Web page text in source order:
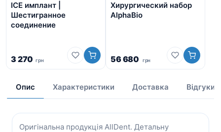
ICE имплант |
Шестигранное
соединение
3 270 грн
Хирургический набор
AlphaBio
56 680 грн
Опис Характеристики Доставка Відгуки
Оригінальна продукція AllDent. Детальну